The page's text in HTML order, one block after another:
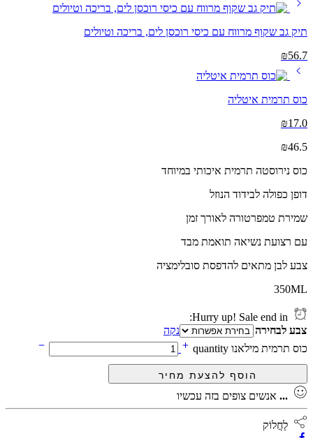
תיק גב שקוף מרווח עם כיסי רוכסן לים, בריכה וטיולים
₪56.7
כוס תרמית איטליה
₪17.0
₪46.5
כוס נירוסטה תרמית איכותי במיוחד
דופן כפולה לבידוד הנוזל
שמירת טמפרטורה לאורך זמן
עם רצועת נשיאה תואמת מבד
צבע לבן מתאים להדפסת סובלימציה
350ML
צבע לבחירה
נקה
כוס תרמית מילאנו quantity
... אנשים צופים בזה עכשיו
לַחֲלוֹק